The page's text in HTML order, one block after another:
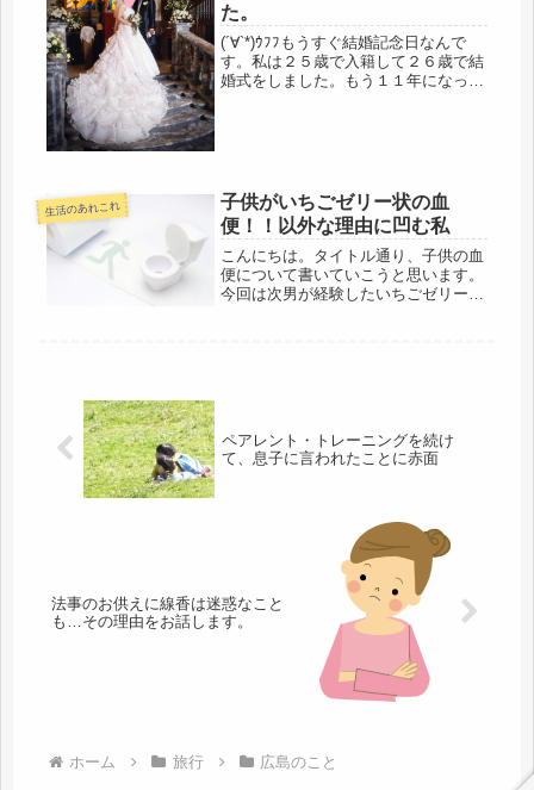
た。
(´∀`*)ｳﾌﾌもうすぐ結婚記念日なんで
す。私は２５歳で入籍して２６歳で結
婚式をしました。もう１１年になっち
生活のあれこれ
子供がいちごゼリー状の血
便！！以外な理由に凹む私
こんにちは。タイトル通り、子供の血
便について書いていこうと思います。
今回は次男が経験したいちごゼリーの
ペアレント・トレーニングを続け
て、息子に言われたことに赤面
法事のお供えに線香は迷惑なこと
も…その理由をお話します。
ホーム 旅行 広島のこと